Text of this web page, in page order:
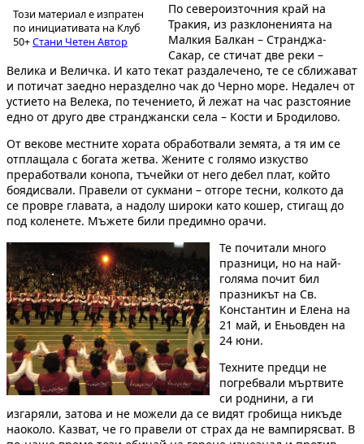
Този материал е изпратен
по инициативата на Клуб
50+Стани Четен Автор
По североизточния край на
Тракия, из разклоненията на
Малкия Балкан – Странджа-
Сакар, се стичат две реки –
Велика и Величка. И като текат раздалечено, те се сближават
и потичат заедно неразделно чак до Черно море. Недалеч от
устието на Велека, по течението, й лежат на час разстояние
едно от друго две странджански села – Кости и Бродилово.
От векове местните хората обработвали земята, а тя им се
отплащала с богата жетва. Жените с голямо изкуство
преработвали конопа, тъчейки от него дебел плат, който
боядисвали. Правели от сукмани – отгоре тесни, колкото да
се провре главата, а надолу широки като кошер, стигащ до
под коленете. Мъжете били предимно орачи.
Те почитали много
празници, но на най-
голяма почит бил
празникът на Св.
Константин и Елена на
21 май, и Еньовден на
24 юни.
Техните предци не
погребвали мъртвите
си роднини, а ги
изгаряли, затова и не можели да се видят гробища никъде
наоколо. Казват, че го правели от страх да не вампирясват. В